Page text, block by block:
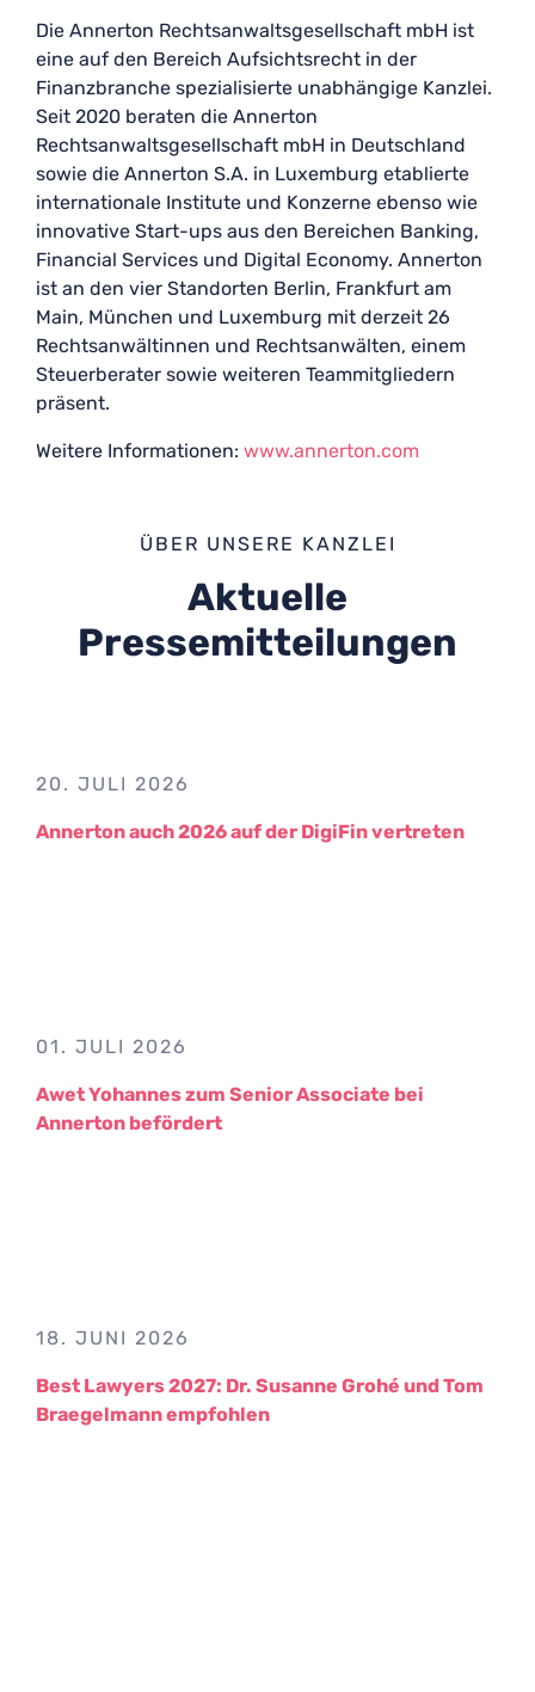
Die Annerton Rechtsanwaltsgesellschaft mbH ist
eine auf den Bereich Aufsichtsrecht in der
Finanzbranche spezialisierte unabhängige Kanzlei.
Seit 2020 beraten die Annerton
Rechtsanwaltsgesellschaft mbH in Deutschland
sowie die Annerton S.A. in Luxemburg etablierte
internationale Institute und Konzerne ebenso wie
innovative Start-ups aus den Bereichen Banking,
Financial Services und Digital Economy. Annerton
ist an den vier Standorten Berlin, Frankfurt am
Main, München und Luxemburg mit derzeit 26
Rechtsanwältinnen und Rechtsanwälten, einem
Steuerberater sowie weiteren Teammitgliedern
präsent.
Weitere Informationen: www.annerton.com
ÜBER UNSERE KANZLEI
Aktuelle
Pressemitteilungen
20. JULI 2026
Annerton auch 2026 auf der DigiFin vertreten
01. JULI 2026
Awet Yohannes zum Senior Associate bei
Annerton befördert
18. JUNI 2026
Best Lawyers 2027: Dr. Susanne Grohé und Tom
Braegelmann empfohlen